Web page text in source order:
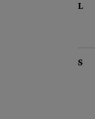
L
S